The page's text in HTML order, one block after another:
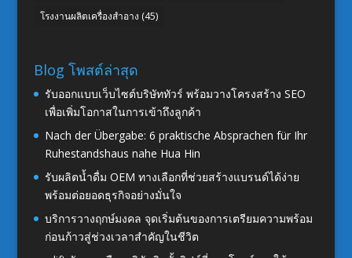
โรงงานผลิตเครื่องสำอาง (45)
Blog โพสต์ล่าสุด
รับออกแบบเว็บไซต์บริษัททัวร์ พร้อมวางโครงสร้าง SEO
เพื่อเพิ่มโอกาสในการเข้าถึงลูกค้า
Nach der Übergabe: 6 praktische Absprachen für Ihr
Ruhestandshaus nahe Hua Hin
รับผลิตน้ำดื่ม OEM ทางเลือกที่ช่วยสร้างแบรนด์ได้ง่าย
พร้อมต่อยอดธุรกิจอย่างมั่นใจ
บริการวางฤกษ์มงคล จุดเริ่มต้นของการเตรียมความพร้อม
ก่อนก้าวสู่ช่วงเวลาสำคัญในชีวิต